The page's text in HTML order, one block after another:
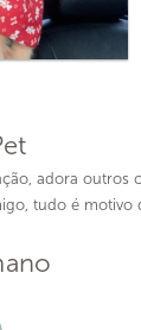
adora outros
tudo é motivo